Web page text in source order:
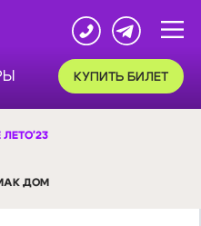
КУПИТЬ БИЛЕТ
ЛЕТО'23
ДОМ